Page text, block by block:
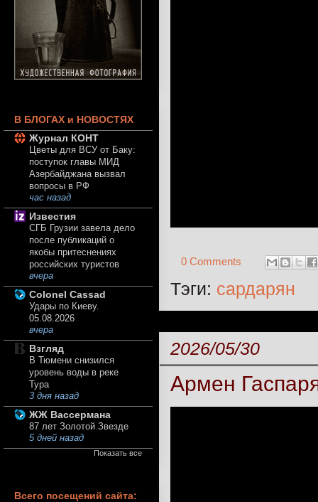
0 Comments
Тэги: сардарян
2026/05/30
Армен
В БЛОГАХ и НОВОСТЯХ
Журнал КОНТ
Цветы для ВСУ от Баку:
поступок главы МИД
Азербайджана вызвал
вопросы в РФ
час назад
Известия
СГБ Грузии завела дело
после публикаций о
якобы притеснениях
российских туристов
вчера
Colonel Cassad
Удары по Киеву.
05.08.2026
вчера
Взгляд
В Тюмени снизился
уровень воды в реке
Тура
3 дня назад
ЖЖ Вассермана
87 лет Золотой Звезде
5 дней назад
Показать все
Всего посещений сайта: